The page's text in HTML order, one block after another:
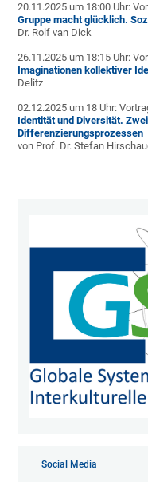
20.11.2025 um 18:00 Uhr:
Gruppe macht glücklich.
Dr. Rolf van Dick
26.11.2025 um 18:15 Uhr:
Imaginationen kollektiver
Delitz
02.12.2025 um 18 Uhr:
Identität und Diversität.
Differenzierungsprozessen
von Prof. Dr. Stefan
Social Media